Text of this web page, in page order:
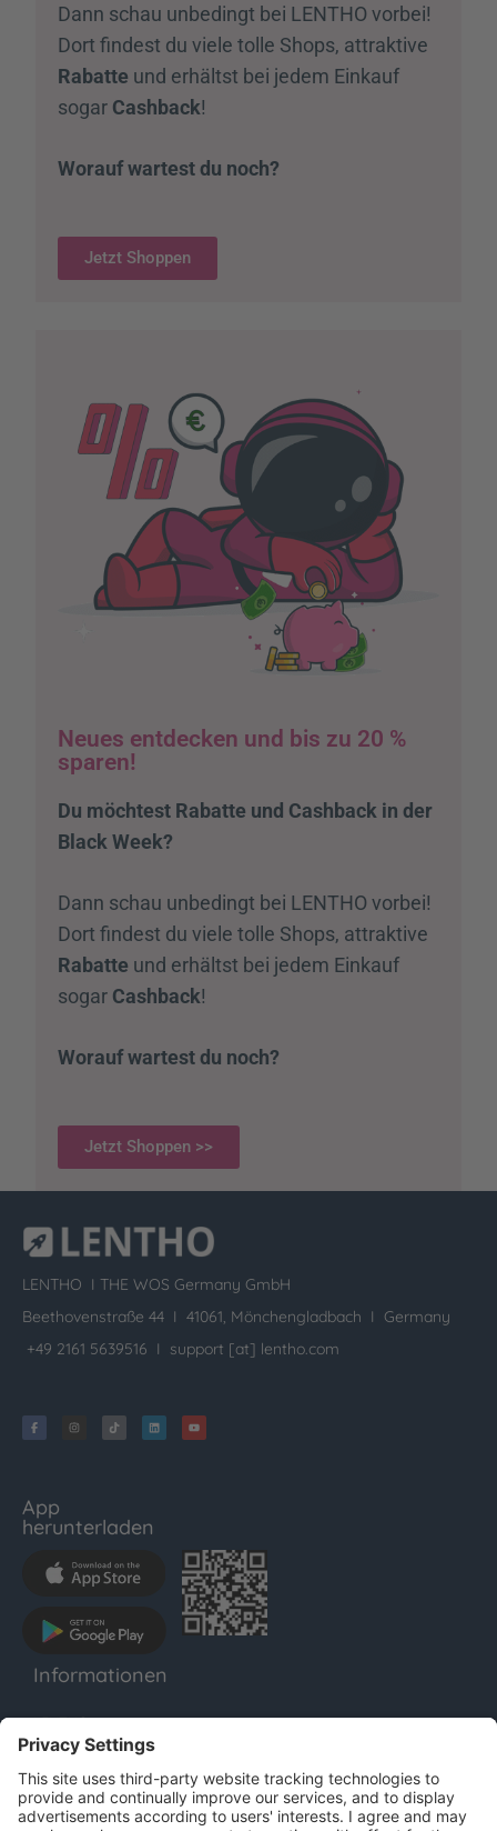
Dann schau unbedingt bei LENTHO vorbei!
Dort findest du viele tolle Shops, attraktive
Rabatte und erhältst bei jedem Einkauf
sogar Cashback!
Worauf wartest du noch?
Jetzt Shoppen
Neues entdecken und bis zu 20 %
sparen!
Du möchtest Rabatte und Cashback in der
Black Week?
Dann schau unbedingt bei LENTHO vorbei!
Dort findest du viele tolle Shops, attraktive
Rabatte und erhältst bei jedem Einkauf
sogar Cashback!
Worauf wartest du noch?
Jetzt Shoppen >>
LENTHO I THE WOS Germany GmbH
Beethovenstraße 44 I 41061, Mönchengladbach I Germany
+49 2161 5639516 I support [at] lentho.com
App
herunterladen
Informationen
LENTHO
Impressum
Datenschutz